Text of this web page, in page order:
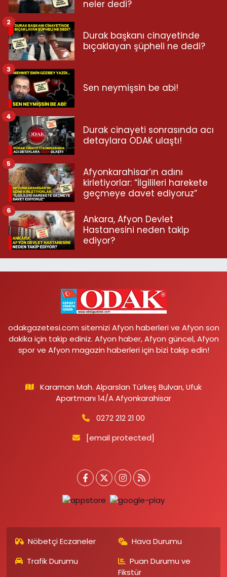
neler dedi?
Durak başkanı cinayetinde
bıçaklayan şüpheli ne dedi?
2
Sen neymişsin be abi!
3
Durak cinayeti sonrasında acı
detaylara ODAK ulaştı!
4
Afyonkarahisar’ın adını
kirletiyorlar: “İlgilileri harekete
geçmeye davet ediyoruz”
5
Ankara, Afyon Devlet
Hastanesini neden takip
ediyor?
6
odakgazetesi.com sitemizi Afyon haberleri ve Afyon son
dakika için takip ediniz. Afyon haber, Afyon güncel, Afyon
spor ve Afyon magazin haberleri için bizi takip edin!
Karaman Mah. Alparslan Türkeş Bulvarı, Ufuk
Apartmanı 14/A Afyonkarahisar
0272 212 21 00
[email protected]
Nöbetçi Eczaneler
Hava Durumu
Trafik Durumu
Puan Durumu ve
Fikstür